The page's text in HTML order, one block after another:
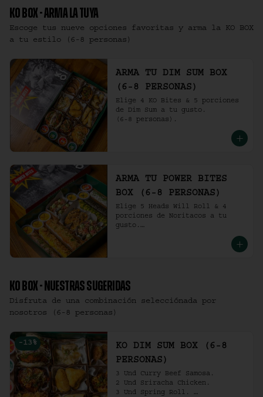
KO BOX - ARMA LA TUYA
Escoge tus nueve opciones favoritas y arma la KO BOX
a tu estilo (6-8 personas)
ARMA TU DIM SUM BOX
(6-8 PERSONAS)
Elige 4 KO Bites & 5 porciones
de Dim Sum a tu gusto.
(6-8 personas).
ARMA TU POWER BITES
BOX (6-8 PERSONAS)
Elige 5 Heads Will Roll & 4
porciones de Noritacos a tu
gusto.
KO BOX - NUESTRAS SUGERIDAS
Disfruta de una combinación selecciónada por
nosotros (6-8 personas)
-13 %
KO DIM SUM BOX (6-8
PERSONAS)
3 Und Curry Beef Samosa.
2 Und Sriracha Chicken.
3 Und Spring Roll.